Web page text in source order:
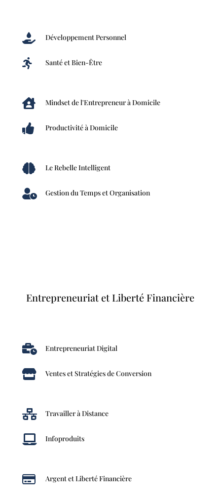
 Développement Personnel
 Santé et Bien-Être
 Mindset de l'Entrepreneur à Domicile
 Productivité à Domicile
 Le Rebelle Intelligent
 Gestion du Temps et Organisation
Entrepreneuriat et Liberté Financière
 Entrepreneuriat Digital
 Ventes et Stratégies de Conversion
 Travailler à Distance
 Infoproduits
 Argent et Liberté Financière